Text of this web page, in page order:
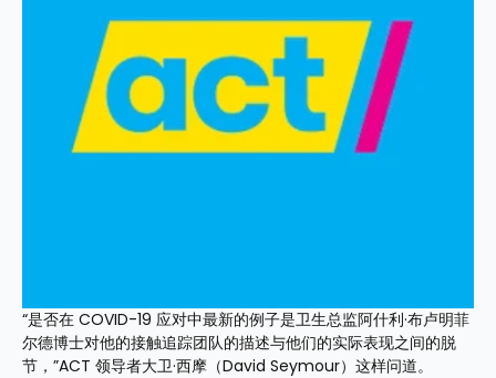
“是否在 COVID-19 应对中最新的例子是卫生总监阿什利·布卢明菲
尔德博士对他的接触追踪团队的描述与他们的实际表现之间的脱
节，”ACT 领导者大卫·西摩（David Seymour）这样问道。